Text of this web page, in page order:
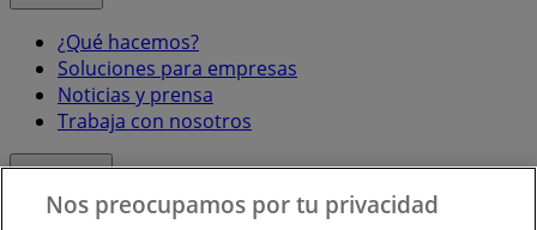
¿Qué hacemos?
Soluciones para empresas
Noticias y prensa
Trabaja con nosotros
Nos preocupamos por tu privacidad